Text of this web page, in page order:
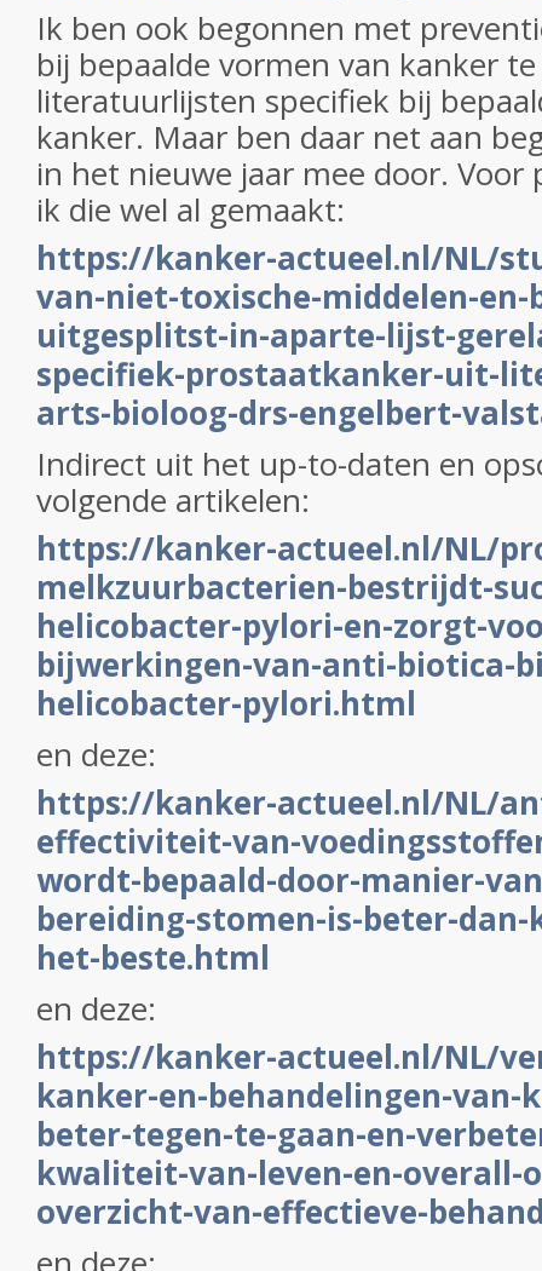
Ik ben ook begonnen met
bij bepaalde vormen van kanker
literatuurlijsten specifiek bij
kanker. Maar ben daar net aan
in het nieuwe jaar mee door.
ik die wel al gemaakt:
https://kanker-actueel.nl/NL/
van-niet-toxische-middelen-en-
uitgesplitst-in-aparte-lijst-
specifiek-prostaatkanker-uit-
arts-bioloog-drs-engelbert-
Indirect uit het up-to-daten en
volgende artikelen:
https://kanker-actueel.nl/NL/
melkzuurbacterien-bestrijdt-
helicobacter-pylori-en-zorgt-
bijwerkingen-van-anti-biotica-
helicobacter-pylori.html
en deze:
https://kanker-actueel.nl/NL/
effectiviteit-van-
wordt-bepaald-door-manier-
bereiding-stomen-is-beter-
het-beste.html
en deze:
https://kanker-actueel.nl/NL/
kanker-en-behandelingen-van-
beter-tegen-te-gaan-en-
kwaliteit-van-leven-en-overall-
overzicht-van-effectieve-